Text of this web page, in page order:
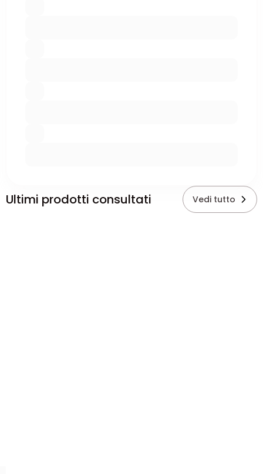
Ultimi prodotti consultati Vedi tutto